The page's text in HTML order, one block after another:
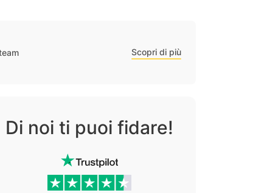
Scopri di più
Di noi ti puoi fidare!